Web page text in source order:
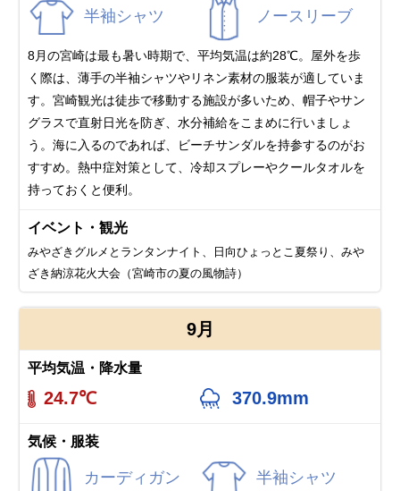
半袖シャツ ノースリーブ
8月の宮崎は最も暑い時期で、平均気温は約28℃。屋外を歩
く際は、薄手の半袖シャツやリネン素材の服装が適していま
す。宮崎観光は徒歩で移動する施設が多いため、帽子やサン
グラスで直射日光を防ぎ、水分補給をこまめに行いましょ
う。海に入るのであれば、ビーチサンダルを持参するのがお
すすめ。熱中症対策として、冷却スプレーやクールタオルを
持っておくと便利。
イベント・観光
みやざきグルメとランタンナイト、日向ひょっとこ夏祭り、みや
ざき納涼花火大会（宮崎市の夏の風物詩）
9月
平均気温・降水量
24.7℃ 370.9mm
気候・服装
カーディガン 半袖シャツ